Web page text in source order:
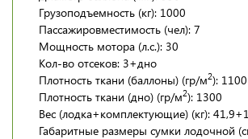
Грузоподъемность (кг): 1000
Пассажировместимость (чел): 7
Мощность мотора (л.с.): 30
Кол-во отсеков: 3+дно
Плотность ткани (баллоны) (гр/м2): 1100
Плотность ткани (дно) (гр/м2): 1300
Вес (лодка+комплектующие) (кг):
Габаритные размеры сумки лодочной